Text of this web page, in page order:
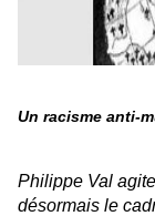
Un racisme anti-
Philippe Val
désormais le